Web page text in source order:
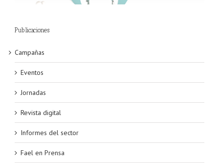
Publicaciones
Campañas
Eventos
Jornadas
Revista digital
Informes del sector
Fael en Prensa